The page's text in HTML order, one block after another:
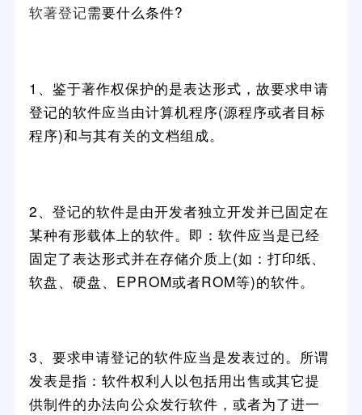
软著登记需要什么条件?
1、鉴于著作权保护的是表达形式，故要求申请
登记的软件应当由计算机程序(源程序或者目标
程序)和与其有关的文档组成。
2、登记的软件是由开发者独立开发并已固定在
某种有形载体上的软件。即：软件应当是已经
固定了表达形式并在存储介质上(如：打印纸、
软盘、硬盘、EPROM或者ROM等)的软件。
3、要求申请登记的软件应当是发表过的。所谓
发表是指：软件权利人以包括用出售或其它提
供制件的办法向公众发行软件，或者为了进一